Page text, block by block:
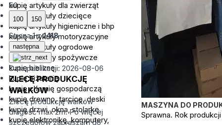
kupię artykuły dla zwierząt
kupię artykuły dziecięce
kupię artykuły higieniczne i bhp
kupię artykuły motoryzacyjne
kupię artykuły ogrodowe
kupię artykuły spożywcze
kupię bieliznę
kupię biżuterię
kupię chemię gospodarczą
kupię drewno, tarcicę, deski
kupię drzwi, okna, stolarkę
kupię elektronikę, komputery,
50
Strona1z1418
następna
Data publikacji: 2026-08-06
ZLECĘ PRODUKCJĘ
WAŁKÓW
Zlecę produkcję wałków
długość max 2m. Po więcej
szczegółów zapraszam do
MASZYNA DO
Sprawna. Rok